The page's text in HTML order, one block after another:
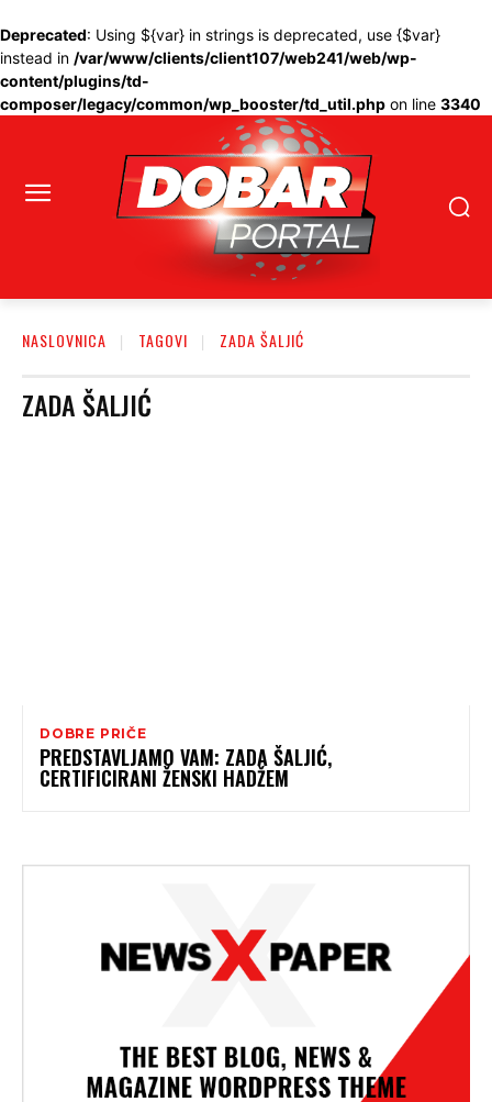
Deprecated: Using ${var} in strings is deprecated, use {$var}
instead in /var/www/clients/client107/web241/web/wp-
content/plugins/td-
composer/legacy/common/wp_booster/td_util.php on line 3340
NASLOVNICA TAGOVI ZADA ŠALJIĆ
ZADA ŠALJIĆ
DOBRE PRIČE
PREDSTAVLJAMO VAM: ZADA ŠALJIĆ,
CERTIFICIRANI ŽENSKI HADŽEM